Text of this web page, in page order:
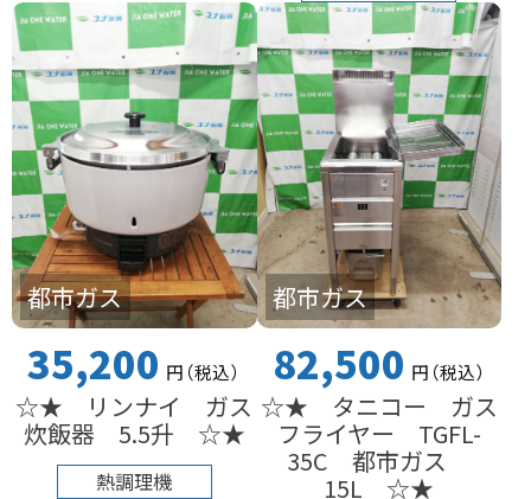
都市ガス
35,200 円（税込）
☆★ リンナイ ガス
炊飯器 5.5升 ☆★
熱調理機
都市ガス
82,500 円（税込）
☆★ タニコー ガス
フライヤー TGFL-
35C 都市ガス
15L ☆★